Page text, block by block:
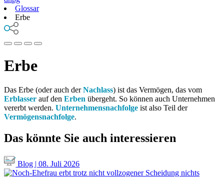
Glossar
Erbe
Erbe
Das Erbe (oder auch derNachlass) ist das Vermögen, das vom
Erblasser auf den Erben übergeht. So können auch Unternehmen
vererbt werden. Unternehmensnachfolge ist also Teil der
Vermögensnachfolge.
Das könnte Sie auch interessieren
Blog | 08. Juli 2026